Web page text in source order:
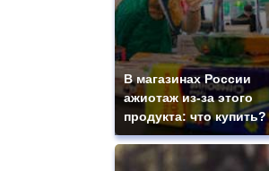
В магазинах России
ажиотаж из-за этого
продукта: что купить?